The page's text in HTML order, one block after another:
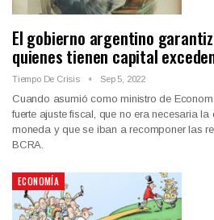
El gobierno argentino
quienes tienen capital
Tiempo De Crisis Sep 5, 2022
Cuando asumió como ministro de
fuerte ajuste fiscal, que no era necesaria
moneda y que se iban a recomponer las
BCRA.
ECONOMÍA